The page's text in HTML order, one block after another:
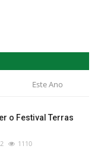
Este Ano
o Festival Terras
1110